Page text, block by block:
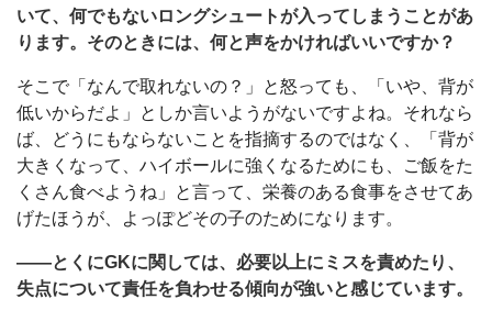
いて、何でもないロングシュートが入ってしまうことがあ
ります。そのときには、何と声をかければいいですか？
そこで「なんで取れないの？」と怒っても、「いや、背が
低いからだよ」としか言いようがないですよね。それなら
ば、どうにもならないことを指摘するのではなく、「背が
大きくなって、ハイボールに強くなるためにも、ご飯をた
くさん食べようね」と言って、栄養のある食事をさせてあ
げたほうが、よっぽどその子のためになります。
――とくにGKに関しては、必要以上にミスを責めたり、
失点について責任を負わせる傾向が強いと感じています。